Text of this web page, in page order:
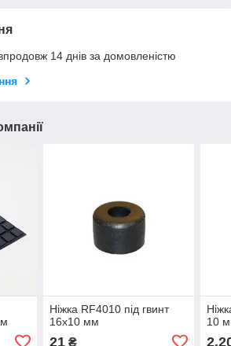
14 днів за домовленістю
Ніжка RF4010 під гвинт
16х10 мм
21₴
10